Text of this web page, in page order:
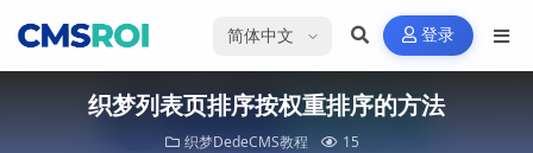
选择语言 登录
织梦列表页排序按权重排序的方法
织梦DedeCMS教程 15